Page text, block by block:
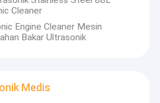
Ultrasonik
Ultrasonik
Otomotif
Cleaner
Engine Cleaner Mesin
Bakar Ultrasonik
Medis
/ Mekanis
jual, membantu Anda